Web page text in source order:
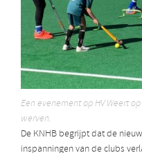
Een evenement op HV Weert
werven.
De KNHB begrijpt dat de
inspanningen van de clubs